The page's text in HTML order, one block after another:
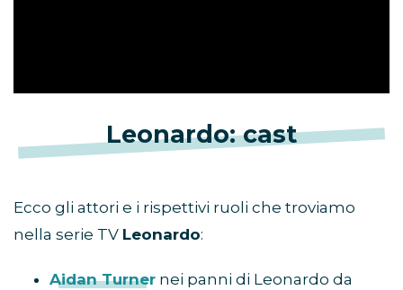
Leonardo: cast
Ecco gli attori e i rispettivi ruoli che troviamo
nella serie TV Leonardo:
Aidan Turner nei panni di Leonardo da